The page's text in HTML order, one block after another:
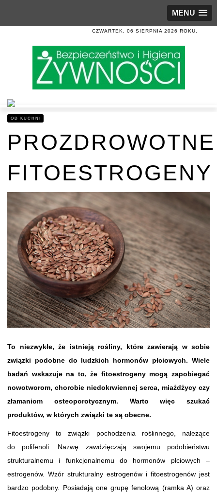
MENU
CZWARTEK, 06 SIERPNIA 2026 ROKU.
OD KUCHNI
PROZDROWOTNE
FITOESTROGENY
To niezwykłe, że istnieją rośliny, które zawierają w sobie
związki podobne do ludzkich hormonów płciowych. Wiele
badań wskazuje na to, że fitoestrogeny mogą zapobiegać
nowotworom, chorobie niedokrwiennej serca, miażdżycy czy
złamaniom osteoporotycznym. Warto więc szukać
produktów, w których związki te są obecne.
Fitoestrogeny to związki pochodzenia roślinnego, należące
do polifenoli. Nazwę zawdzięczają swojemu podobieństwu
strukturalnemu i funkcjonalnemu do hormonów płciowych –
estrogenów. Wzór strukturalny estrogenów i fitoestrogenów jest
bardzo podobny. Posiadają one grupę fenolową (ramka A) oraz